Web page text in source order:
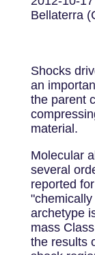
Bellaterra
Shocks
an
the parent
material.
Molecular
several
reported
archetype
mass
the results